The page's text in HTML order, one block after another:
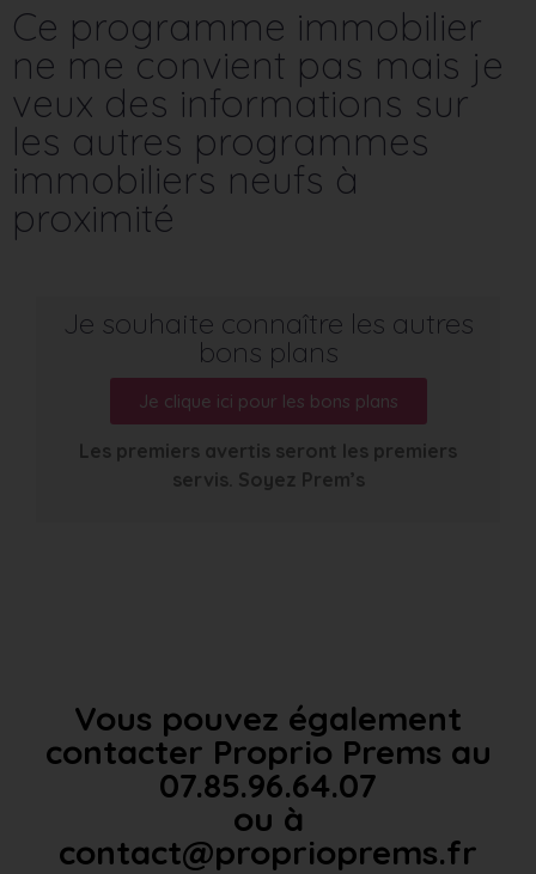
Ce programme immobilier
ne me convient pas mais je
veux des informations sur
les autres programmes
immobiliers neufs à
proximité
Je souhaite connaître les autres
bons plans
Je clique ici pour les bons plans
Les premiers avertis seront les premiers
servis. Soyez Prem’s
Vous pouvez également
contacter Proprio Prems au
07.85.96.64.07
ou à
contact@proprioprems.fr